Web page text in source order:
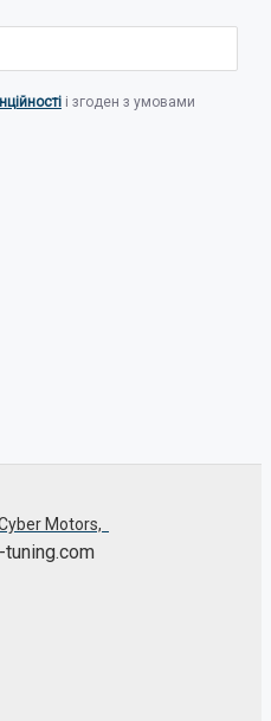
і згоден з умовами
Motors,
tuning.com